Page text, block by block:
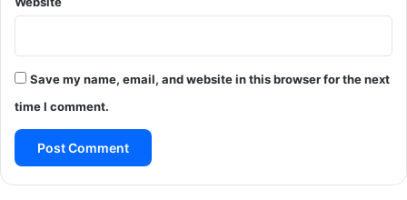
Save my name, email, and website in this browser for the next
time I comment.